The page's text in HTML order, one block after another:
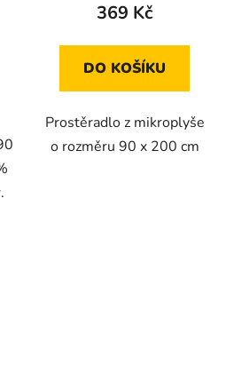
369 Kč
DO KOŠÍKU
Prostěradlo z mikroplyše
o rozměru 90 x 200 cm